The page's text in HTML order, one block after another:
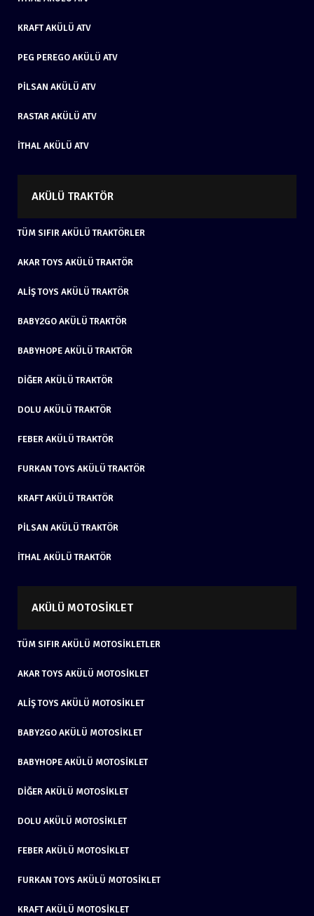
KRAFT AKÜLÜ ATV
PEG PEREGO AKÜLÜ ATV
PILSAN AKÜLÜ ATV
RASTAR AKÜLÜ ATV
İTHAL AKÜLÜ ATV
AKÜLÜ TRAKTÖR
TÜM SIFIR AKÜLÜ TRAKTÖRLER
AKAR TOYS AKÜLÜ TRAKTÖR
ALIŞ TOYS AKÜLÜ TRAKTÖR
BABY2GO AKÜLÜ TRAKTÖR
BABYHOPE AKÜLÜ TRAKTÖR
DIĞER AKÜLÜ TRAKTÖR
DOLU AKÜLÜ TRAKTÖR
FEBER AKÜLÜ TRAKTÖR
FURKAN TOYS AKÜLÜ TRAKTÖR
KRAFT AKÜLÜ TRAKTÖR
PILSAN AKÜLÜ TRAKTÖR
İTHAL AKÜLÜ TRAKTÖR
AKÜLÜ MOTOSIKLET
TÜM SIFIR AKÜLÜ MOTOSIKLETLER
AKAR TOYS AKÜLÜ MOTOSIKLET
ALIŞ TOYS AKÜLÜ MOTOSIKLET
BABY2GO AKÜLÜ MOTOSIKLET
BABYHOPE AKÜLÜ MOTOSIKLET
DIĞER AKÜLÜ MOTOSIKLET
DOLU AKÜLÜ MOTOSIKLET
FEBER AKÜLÜ MOTOSIKLET
FURKAN TOYS AKÜLÜ MOTOSIKLET
KRAFT AKÜLÜ MOTOSIKLET